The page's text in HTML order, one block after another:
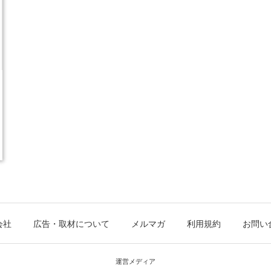
社 広告・取材について メルマガ 利用規約 お問い
運営メディア